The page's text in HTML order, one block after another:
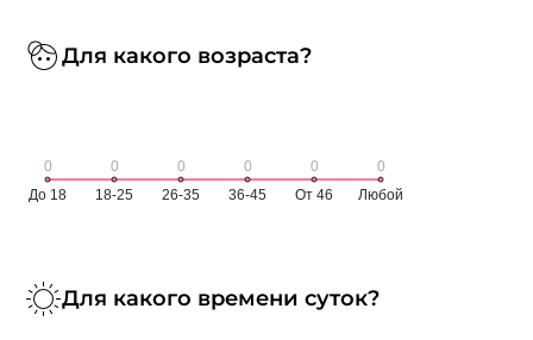
Для какого возраста?
Для какого времени суток?